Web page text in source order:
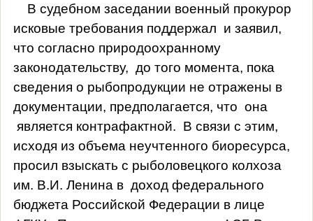
В судебном заседании военный прокурор
исковые требования поддержал и заявил,
что согласно природоохранному
законодательству, до того момента, пока
сведения о рыбопродукции не отражены в
документации, предполагается, что она
является контрафактной. В связи с этим,
исходя из объема неучтенного биоресурса,
просил взыскать с рыболовецкого колхоза
им. В.И. Ленина в доход федерального
бюджета Российской Федерации в лице